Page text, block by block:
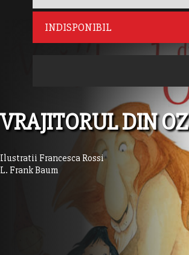
INDISPONIBIL
VRAJITORUL DIN OZ
Ilustratii Francesca Rossi
L. Frank Baum